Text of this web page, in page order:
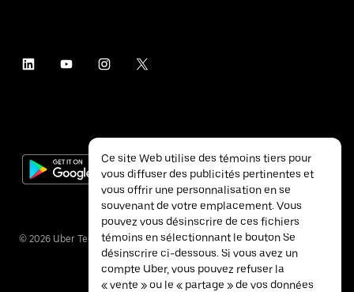
© 2026 Uber Technologies inc.
Ce site Web utilise des témoins tiers pour
vous diffuser des publicités pertinentes et
vous offrir une personnalisation en se
souvenant de votre emplacement. Vous
pouvez vous désinscrire de ces fichiers
témoins en sélectionnant le bouton Se
désinscrire ci-dessous. Si vous avez un
compte Uber, vous pouvez refuser la
« vente » ou le « partage » de vos données